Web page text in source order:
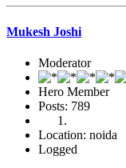
Mukesh Joshi
Moderator
Hero Member
Posts: 789
Location: noida
Logged